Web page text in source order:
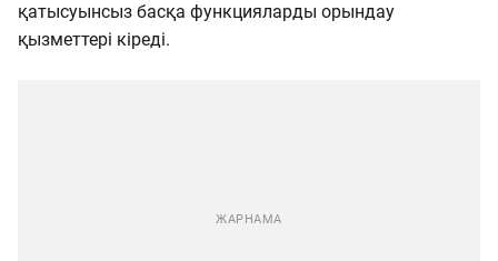
қатысуынсыз басқа функцияларды орындау
қызметтері кіреді.